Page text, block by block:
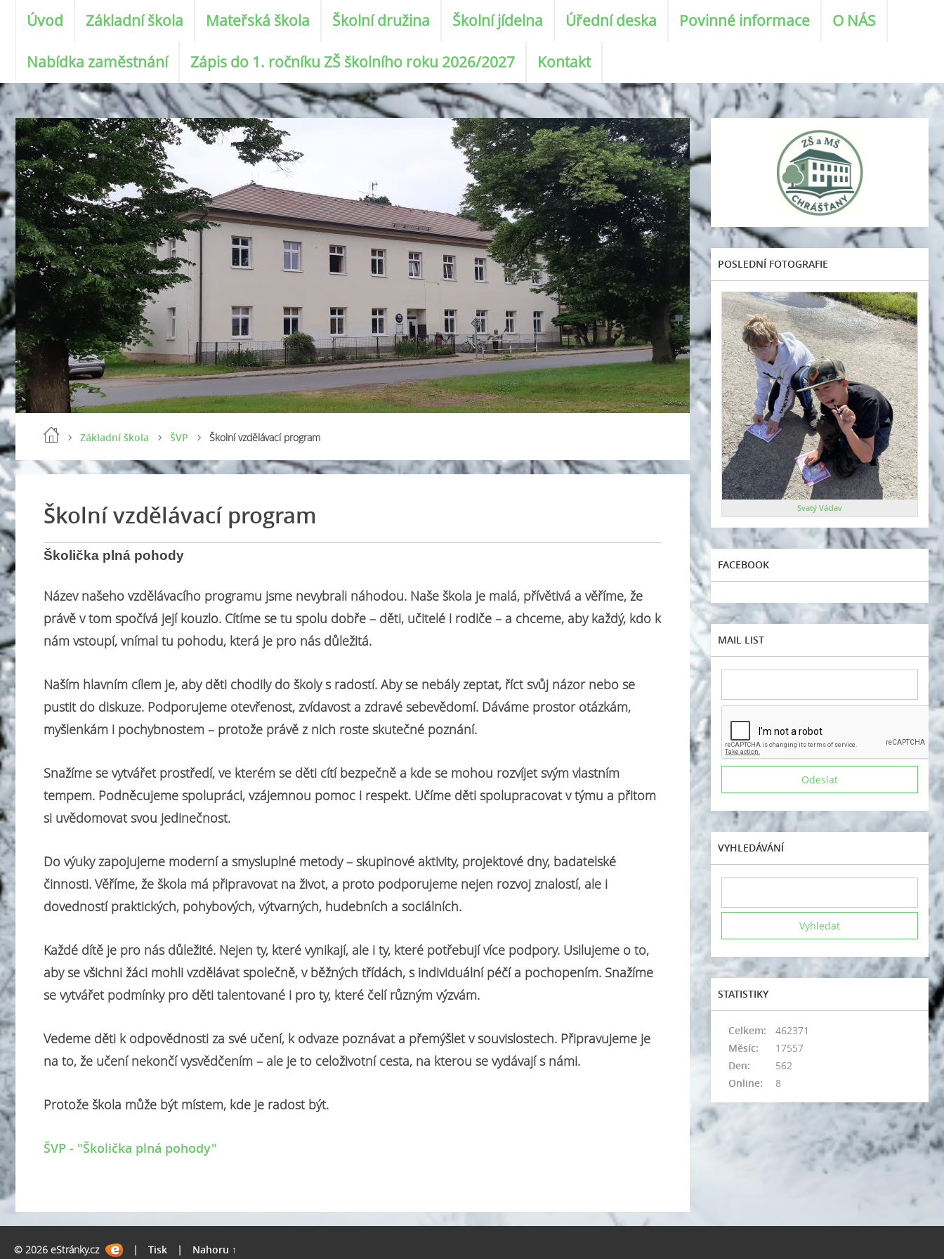
Úvod Základní škola Mateřská škola Školní družina Školní jídelna Úřední deska Povinné informace O NÁS
Nabídka zaměstnání Zápis do 1. ročníku ZŠ školního roku 2026/2027 Kontakt
Základní škola ŠVP Školní vzdělávací program
Školní vzdělávací program
Školička plná pohody
Název našeho vzdělávacího programu jsme nevybrali náhodou. Naše škola je malá, přívětivá a věříme, že
právě v tom spočívá její kouzlo. Cítíme se tu spolu dobře – děti, učitelé i rodiče – a chceme, aby každý, kdo k
nám vstoupí, vnímal tu pohodu, která je pro nás důležitá.
Naším hlavním cílem je, aby děti chodily do školy s radostí. Aby se nebály zeptat, říct svůj názor nebo se
pustit do diskuze. Podporujeme otevřenost, zvídavost a zdravé sebevědomí. Dáváme prostor otázkám,
myšlenkám i pochybnostem – protože právě z nich roste skutečné poznání.
Snažíme se vytvářet prostředí, ve kterém se děti cítí bezpečně a kde se mohou rozvíjet svým vlastním
tempem. Podněcujeme spolupráci, vzájemnou pomoc i respekt. Učíme děti spolupracovat v týmu a přitom
si uvědomovat svou jedinečnost.
Do výuky zapojujeme moderní a smysluplné metody – skupinové aktivity, projektové dny, badatelské
činnosti. Věříme, že škola má připravovat na život, a proto podporujeme nejen rozvoj znalostí, ale i
dovedností praktických, pohybových, výtvarných, hudebních a sociálních.
Každé dítě je pro nás důležité. Nejen ty, které vynikají, ale i ty, které potřebují více podpory. Usilujeme o to,
aby se všichni žáci mohli vzdělávat společně, v běžných třídách, s individuální péčí a pochopením. Snažíme
se vytvářet podmínky pro děti talentované i pro ty, které čelí různým výzvám.
Vedeme děti k odpovědnosti za své učení, k odvaze poznávat a přemýšlet v souvislostech. Připravujeme je
na to, že učení nekončí vysvědčením – ale je to celoživotní cesta, na kterou se vydávají s námi.
Protože škola může být místem, kde je radost být.
ŠVP - "Školička plná pohody"
POSLEDNÍ FOTOGRAFIE
Svatý Václav
FACEBOOK
MAIL LIST
VYHLEDÁVÁNÍ
STATISTIKY
Online: 8
Celkem:
462371
Měsíc:
17557
Den:
562
© 2026 eStránky.cz | Tisk | Nahoru ↑